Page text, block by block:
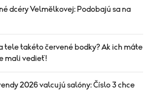
dcéry Velmělkovej: Podobajú sa na
tele takéto červené bodky? Ak ich máte
mali vedieť!
2026 valcujú salóny: Číslo 3 chce